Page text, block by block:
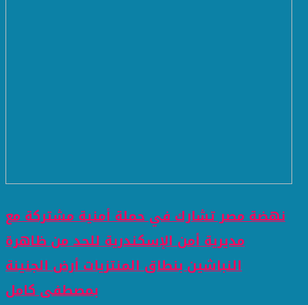
نهضة مصر تشارك في حملة أمنية مشتركة مع
مديرية أمن الإسكندرية للحد من ظاهرة
النباشين بنطاق المنتزيات أرض الجنينة
بمصطفى كامل